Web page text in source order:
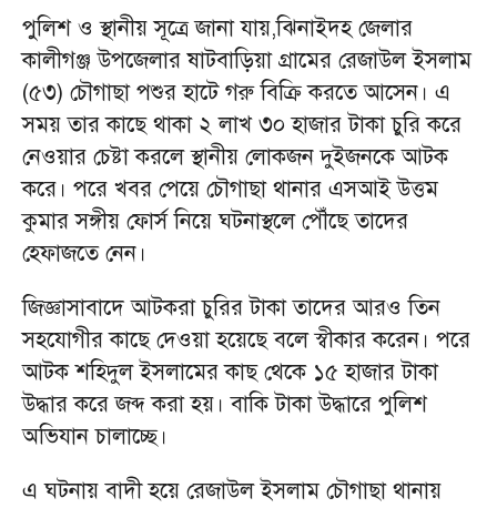
পুলিশ ও স্থানীয় সূত্রে জানা যায়,ঝিনাইদহ জেলার
কালীগঞ্জ উপজেলার ষাটবাড়িয়া গ্রামের রেজাউল ইসলাম
(৫৩) চৌগাছা পশুর হাটে গরু বিক্রি করতে আসেন। এ
সময় তার কাছে থাকা ২ লাখ ৩০ হাজার টাকা চুরি করে
নেওয়ার চেষ্টা করলে স্থানীয় লোকজন দুইজনকে আটক
করে। পরে খবর পেয়ে চৌগাছা থানার এসআই উত্তম
কুমার সঙ্গীয় ফোর্স নিয়ে ঘটনাস্থলে পৌঁছে তাদের
হেফাজতে নেন।
জিজ্ঞাসাবাদে আটকরা চুরির টাকা তাদের আরও তিন
সহযোগীর কাছে দেওয়া হয়েছে বলে স্বীকার করেন। পরে
আটক শহিদুল ইসলামের কাছ থেকে ১৫ হাজার টাকা
উদ্ধার করে জব্দ করা হয়। বাকি টাকা উদ্ধারে পুলিশ
অভিযান চালাচ্ছে।
এ ঘটনায় বাদী হয়ে রেজাউল ইসলাম চৌগাছা থানায়